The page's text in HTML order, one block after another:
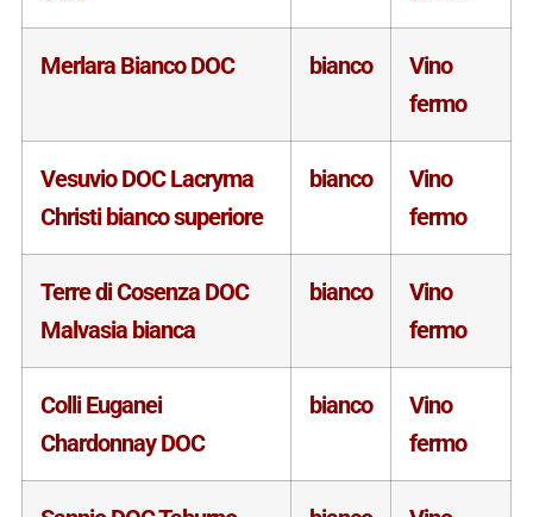
Merlara Bianco DOC bianco
Vino
fermo
Vesuvio DOC Lacryma
Christi bianco superiore
bianco
Vino
fermo
Terre di Cosenza DOC
Malvasia bianca
bianco
Vino
fermo
Colli Euganei
Chardonnay DOC
bianco
Vino
fermo